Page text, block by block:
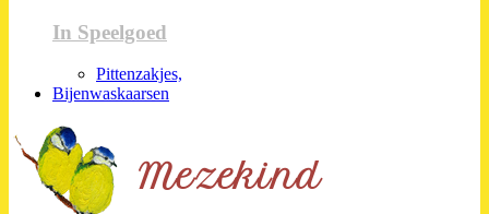
In Speelgoed
Pittenzakjes,
Bijenwaskaarsen